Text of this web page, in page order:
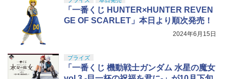
「一番くじ HUNTER×HUNTER REVEN
GE OF SCARLET」本日より順次発売！
2024年6月15日
プライズ
「一番くじ 機動戦士ガンダム 水星の魔女